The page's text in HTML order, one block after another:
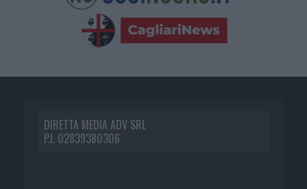
DIRETTA MEDIA ADV SRL
P.I. 02839380306